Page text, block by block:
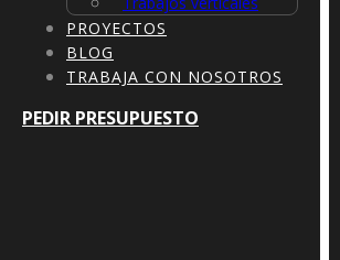
PROYECTOS
BLOG
TRABAJA CON NOSOTROS
PEDIR PRESUPUESTO